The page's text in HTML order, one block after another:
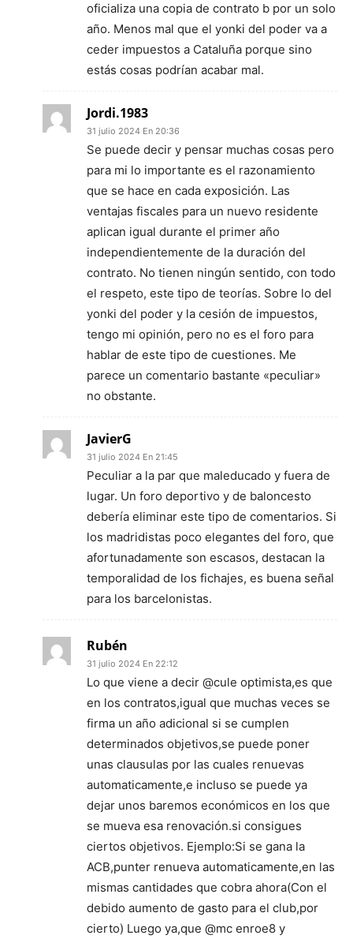
oficializa una copia de contrato b por un solo
año. Menos mal que el yonki del poder va a
ceder impuestos a Cataluña porque sino
estás cosas podrían acabar mal.
Jordi.1983
31 julio 2024 En 20:36
Se puede decir y pensar muchas cosas pero
para mi lo importante es el razonamiento
que se hace en cada exposición. Las
ventajas fiscales para un nuevo residente
aplican igual durante el primer año
independientemente de la duración del
contrato. No tienen ningún sentido, con todo
el respeto, este tipo de teorías. Sobre lo del
yonki del poder y la cesión de impuestos,
tengo mi opinión, pero no es el foro para
hablar de este tipo de cuestiones. Me
parece un comentario bastante «peculiar»
no obstante.
JavierG
31 julio 2024 En 21:45
Peculiar a la par que maleducado y fuera de
lugar. Un foro deportivo y de baloncesto
debería eliminar este tipo de comentarios. Si
los madridistas poco elegantes del foro, que
afortunadamente son escasos, destacan la
temporalidad de los fichajes, es buena señal
para los barcelonistas.
Rubén
31 julio 2024 En 22:12
Lo que viene a decir @cule optimista,es que
en los contratos,igual que muchas veces se
firma un año adicional si se cumplen
determinados objetivos,se puede poner
unas clausulas por las cuales renuevas
automaticamente,e incluso se puede ya
dejar unos baremos económicos en los que
se mueva esa renovación.si consigues
ciertos objetivos. Ejemplo:Si se gana la
ACB,punter renueva automaticamente,en las
mismas cantidades que cobra ahora(Con el
debido aumento de gasto para el club,por
cierto) Luego ya,que @mc enroe8 y